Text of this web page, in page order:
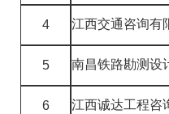
4 江西交通咨询有
5 南昌铁路勘测设
6 江西诚达工程咨